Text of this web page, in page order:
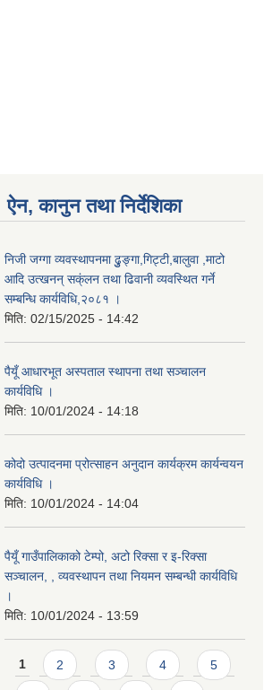
ऐन, कानुन तथा निर्देशिका
निजी जग्गा व्यवस्थापनमा ढुुङ्गा,गिट्टी,बालुवा ,माटो
आदि उत्खनन् सक्ंलन तथा ढिवानी व्यवस्थित गर्ने
सम्बन्धि कार्यविधि,२०८१ ।
मिति: 02/15/2025 - 14:42
पैयूँ आधारभूत अस्पताल स्थापना तथा सञ्चालन
कार्यविधि ।
मिति: 10/01/2024 - 14:18
कोदो उत्पादनमा प्रोत्साहन अनुदान कार्यक्रम कार्यन्वयन
कार्यविधि ।
मिति: 10/01/2024 - 14:04
पैयूँ गाउँपालिकाको टेम्पो, अटो रिक्सा र इ-रिक्सा
सञ्चालन, , व्यवस्थापन तथा नियमन सम्बन्धी कार्यविधि
।
मिति: 10/01/2024 - 13:59
Pages
1 2 3 4 5